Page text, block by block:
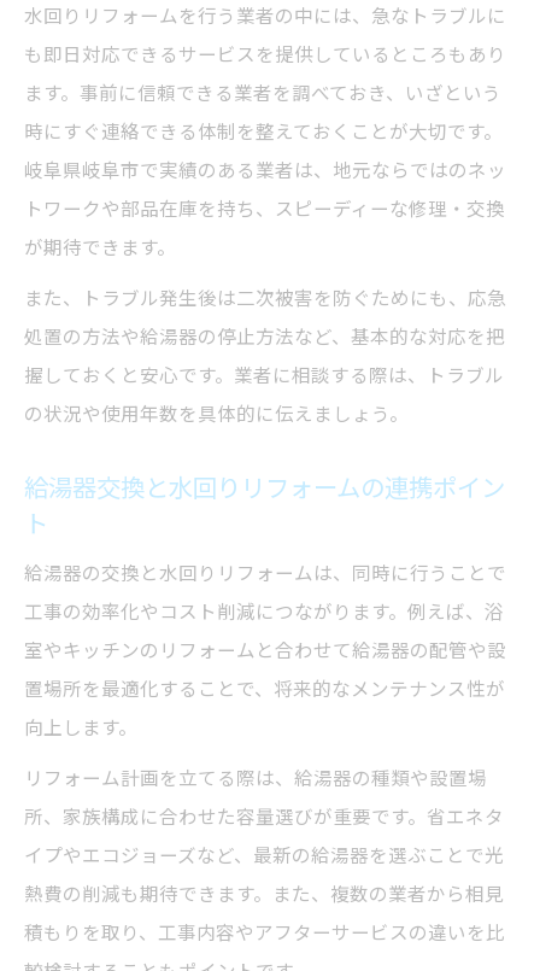
水回りリフォームが与える毎日の安心感
家族のための水回りリフォーム活用ポイン
ト
安心材料を見極めたリフォーム業者選び
水回りリフォームで重視したい業者選びの
基準
安心して任せる水回りリフォーム業者の特
徴
見積もりで差がつく水回りリフォームの選
水回りリフォーム業者の信頼性チェックポ
口コミと実績で選ぶ水回りリフォームの安
心感
快適な毎日のために役立つ費用と選び方のコツ
水回りリフォーム費用の相場と選び方のポ
イント
無駄のない水回りリフォーム費用の考え方
水回りリフォーム費用と満足度を両立する
方法
費用明細でわかる水回りリフォームの安心
感
水回りリフォームを行う業者の中には、急なトラブルに
も即日対応できるサービスを提供しているところもあり
ます。事前に信頼できる業者を調べておき、いざという
時にすぐ連絡できる体制を整えておくことが大切です。
岐阜県岐阜市で実績のある業者は、地元ならではのネッ
トワークや部品在庫を持ち、スピーディーな修理・交換
が期待できます。
また、トラブル発生後は二次被害を防ぐためにも、応急
処置の方法や給湯器の停止方法など、基本的な対応を把
握しておくと安心です。業者に相談する際は、トラブル
の状況や使用年数を具体的に伝えましょう。
給湯器交換と水回りリフォームの連携ポイン
ト
給湯器の交換と水回りリフォームは、同時に行うことで
工事の効率化やコスト削減につながります。例えば、浴
室やキッチンのリフォームと合わせて給湯器の配管や設
置場所を最適化することで、将来的なメンテナンス性が
向上します。
リフォーム計画を立てる際は、給湯器の種類や設置場
所、家族構成に合わせた容量選びが重要です。省エネタ
イプやエコジョーズなど、最新の給湯器を選ぶことで光
熱費の削減も期待できます。また、複数の業者から相見
積もりを取り、工事内容やアフターサービスの違いを比